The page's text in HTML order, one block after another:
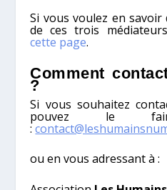
Si vous voulez en
de ces trois
cette page.
Comment
?
Si vous souhaitez
pouvez le
:
ou en vous adressant à :